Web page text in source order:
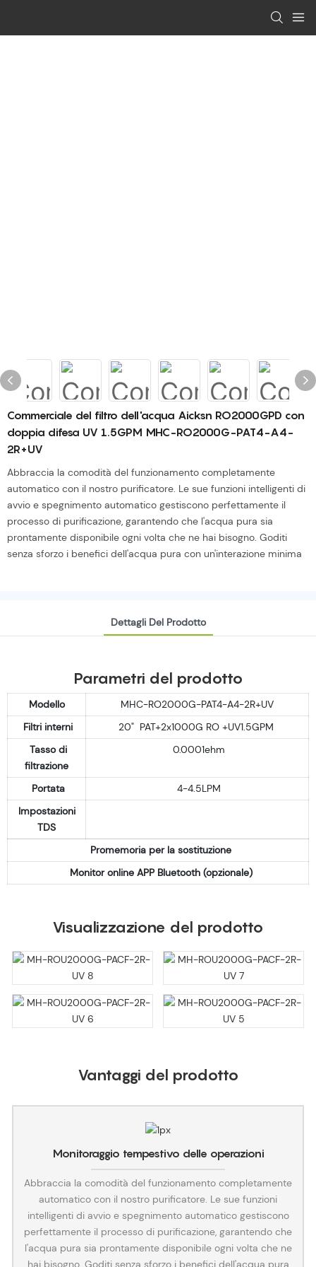
Commerciale del filtro dell'acqua Aicksn RO2000GPD con
doppia difesa UV 1.5GPM MHC-RO2000G-PAT4-A4-
2R+UV
Abbraccia la comodità del funzionamento completamente
automatico con il nostro purificatore. Le sue funzioni intelligenti di
avvio e spegnimento automatico gestiscono perfettamente il
processo di purificazione, garantendo che l'acqua pura sia
prontamente disponibile ogni volta che ne hai bisogno. Goditi
senza sforzo i benefici dell'acqua pura con un'interazione minima
Dettagli Del Prodotto
Parametri del prodotto
Modello
MHC-RO2000G-PAT4-A4-2R+UV
Filtri interni
20" PAT+2x1000G RO +UV1.5GPM
Tasso di
filtrazione
0.0001ehm
Portata
4-4.5LPM
Impostazioni
TDS
Promemoria per la sostituzione
Monitor online APP Bluetooth (opzionale)
Visualizzazione del prodotto
Vantaggi del prodotto
Monitoraggio tempestivo delle operazioni
Abbraccia la comodità del funzionamento completamente
automatico con il nostro purificatore. Le sue funzioni
intelligenti di avvio e spegnimento automatico gestiscono
perfettamente il processo di purificazione, garantendo che
l'acqua pura sia prontamente disponibile ogni volta che ne
hai bisogno. Goditi senza sforzo i benefici dell'acqua pura